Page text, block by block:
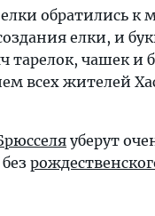
обратились
елки, и
тарелок, чашек
всех жителей
уберут